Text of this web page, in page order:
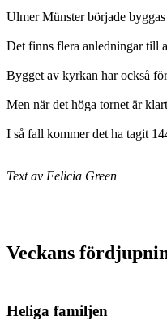
Ulmer Münster började
Det finns flera anledningar till
Bygget av kyrkan har också
Men när det höga tornet är
I så fall kommer det ha tagit
Text av Felicia Green
Veckans
Heliga familjen